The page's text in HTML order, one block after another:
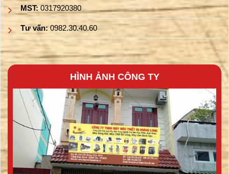
MST:0317920380
Tư vấn:0982.30.40.60
HÌNH ẢNH CÔNG TY